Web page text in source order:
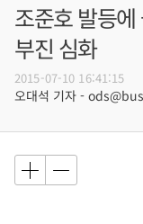
조준호 발등
부진 심화
2015-07-10 16:41:15
오대석 기자 -